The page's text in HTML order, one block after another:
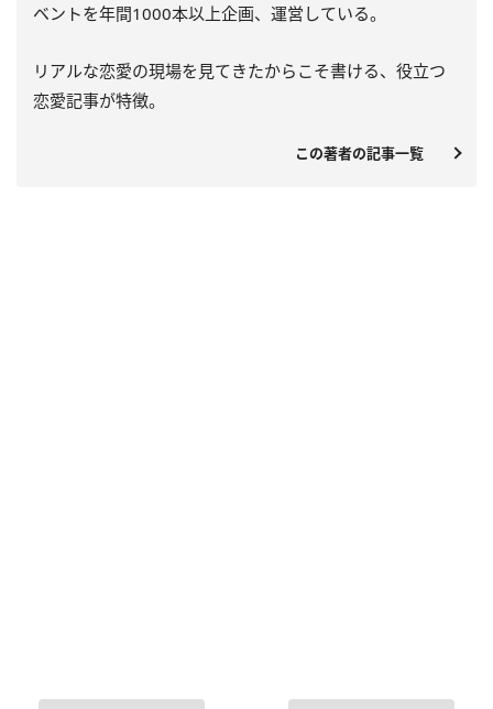
ベントを年間1000本以上企画、運営している。
リアルな恋愛の現場を見てきたからこそ書ける、役立つ
恋愛記事が特徴。
この著者の記事一覧